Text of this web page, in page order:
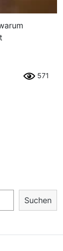
571
Suchen